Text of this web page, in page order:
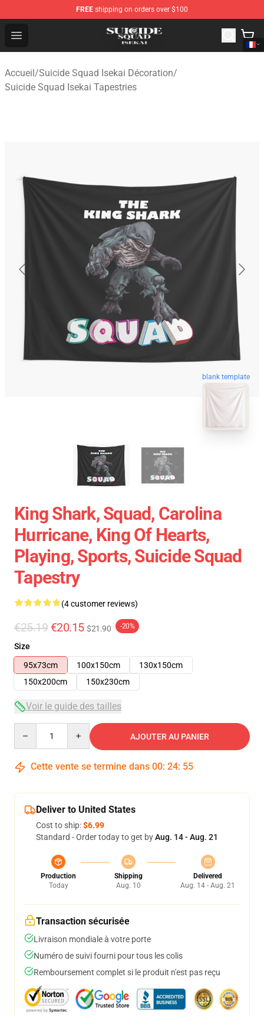
FREE shipping on orders over $100
Open menu
Suicide Squad Isekai Store - Official Suicide Squad
Accueil/Suicide Squad Isekai Décoration/
Suicide Squad Isekai Tapestries
blank template
King Shark, Squad, Carolina
Hurricane, King Of Hearts,
Playing, Sports, Suicide Squad
Tapestry
(4 customer reviews)
€25.19 €20.15 $21.90 -20%
Size
95x73cm
100x150cm
130x150cm
150x200cm
150x230cm
Voir le guide des tailles
AJOUTER AU PANIER
Cette vente se termine dans 00: 24: 54
Deliver to United States
Cost to ship:$6.99
Standard - Order today to get byAug. 14 - Aug. 21
Production
Today
Shipping
Aug. 10
Delivered
Aug. 14 - Aug. 21
Transaction sécurisée
Livraison mondiale à votre porte
Numéro de suivi fourni pour tous les colis
Remboursement complet si le produit n'est pas reçu